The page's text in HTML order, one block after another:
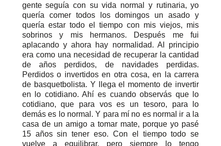
gente seguía con su vida normal y rutinaria, yo
quería comer todos los domingos un asado y
quería estar todo el tiempo con mis viejos, mis
sobrinos y mis hermanos. Después me fui
aplacando y ahora hay normalidad. Al principio
era como una necesidad de recuperar la cantidad
de años perdidos, de navidades perdidas.
Perdidos o invertidos en otra cosa, en la carrera
de basquetbolista. Y llega el momento de invertir
en lo cotidiano. Ahí es cuando observás que lo
cotidiano, que para vos es un tesoro, para lo
demás es lo normal. Y para mí no es normal ir a la
casa de un amigo a tomar mate, porque yo pasé
15 años sin tener eso. Con el tiempo todo se
vuelve a equilibrar, pero siempre lo tengo